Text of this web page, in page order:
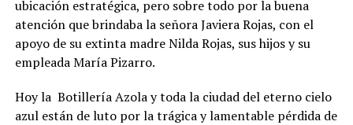
ubicación estratégica, pero sobre todo por la buena
atención que brindaba la señora Javiera Rojas, con el
apoyo de su extinta madre Nilda Rojas, sus hijos y su
empleada María Pizarro.
Hoy la Botillería Azola y toda la ciudad del eterno cielo
azul están de luto por la trágica y lamentable pérdida de